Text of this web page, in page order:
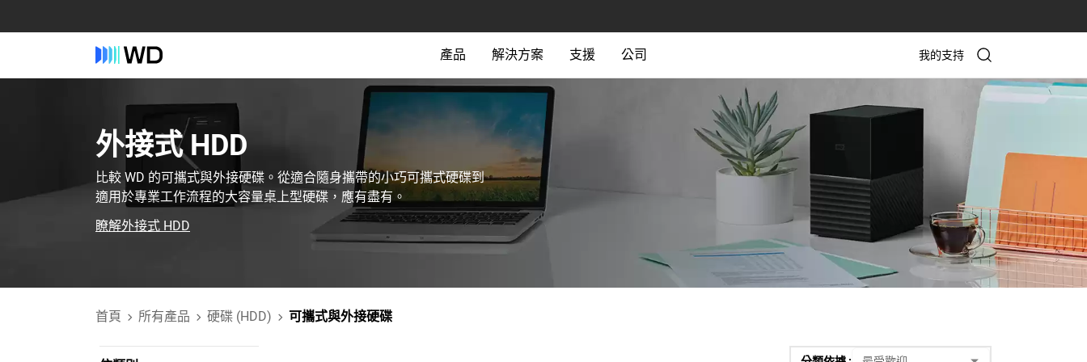
產品 解決方案 支援 公司 我的支持
外接式 HDD‎
比較 WD 的可攜式與外接硬碟。從適合隨身攜帶的小巧可攜式硬碟到
適用於專業工作流程的大容量桌上型硬碟，應有盡有。
瞭解外接式 HDD
首頁 所有產品 硬碟 (HDD) 可攜式與外接硬碟